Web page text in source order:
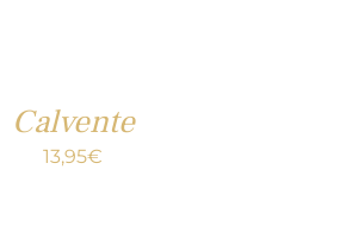
Calvente
13,95€